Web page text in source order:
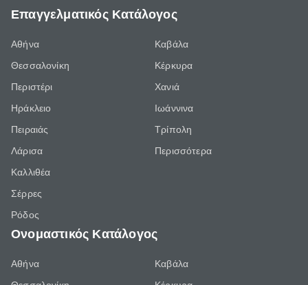
Επαγγελματικός Κατάλογος
Αθήνα
Θεσσαλονίκη
Περιστέρι
Ηράκλειο
Πειραιάς
Λάρισα
Καλλιθέα
Σέρρες
Ρόδος
Καβάλα
Κέρκυρα
Χανιά
Ιωάννινα
Τρίπολη
Περισσότερα
Ονομαστικός Κατάλογος
Αθήνα
Καβάλα